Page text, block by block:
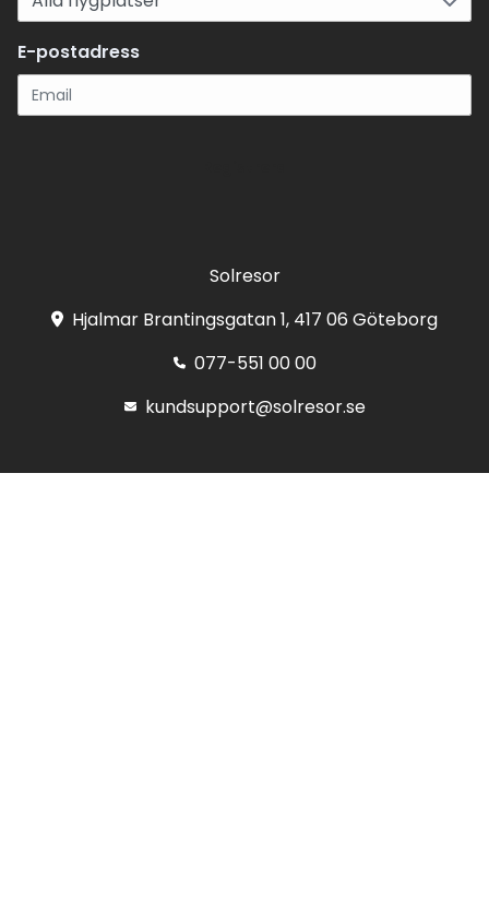
E-postadress
Solresor
Hjalmar Brantingsgatan 1, 417 06 Göteborg
077-551 00 00
kundsupport@solresor.se